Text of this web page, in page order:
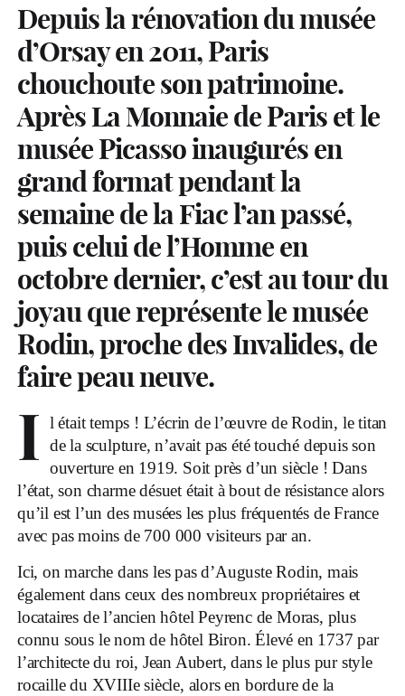
Depuis la rénovation du musée
d’Orsay en 2011, Paris
chouchoute son patrimoine.
Après La Monnaie de Paris et le
musée Picasso inaugurés en
grand format pendant la
semaine de la Fiac l’an passé,
puis celui de l’Homme en
octobre dernier, c’est au tour du
joyau que représente le musée
Rodin, proche des Invalides, de
faire peau neuve.
I l était temps ! L’écrin de l’œuvre de Rodin, le titan
de la sculpture, n’avait pas été touché depuis son
ouverture en 1919. Soit près d’un siècle ! Dans
l’état, son charme désuet était à bout de résistance alors
qu’il est l’un des musées les plus fréquentés de France
avec pas moins de 700 000 visiteurs par an.
Ici, on marche dans les pas d’Auguste Rodin, mais
également dans ceux des nombreux propriétaires et
locataires de l’ancien hôtel Peyrenc de Moras, plus
connu sous le nom de hôtel Biron. Élevé en 1737 par
l’architecte du roi, Jean Aubert, dans le plus pur style
rocaille du XVIIIe siècle, alors en bordure de la